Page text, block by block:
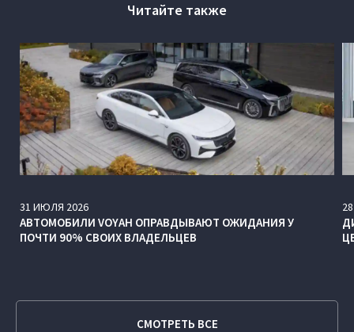
Читайте также
31 ИЮЛЯ 2026
АВТОМОБИЛИ VOYAH ОПРАВДЫВАЮТ ОЖИДАНИЯ У
ПОЧТИ 90% СВОИХ ВЛАДЕЛЬЦЕВ
28
СМОТРЕТЬ ВСЕ